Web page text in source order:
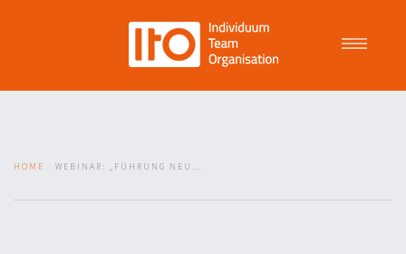
HOME WEBINAR: „FÜHRUNG NEU...